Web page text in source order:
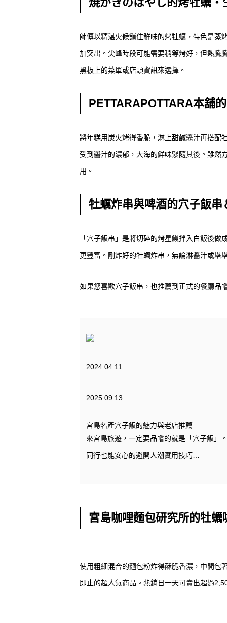
師傅以精湛火候鎖住鮮味的烤牡蠣，特色是蒸
加突出。尖峰時段可能需要稍等烤好，但熱騰
黑板上的菜單或店頭資訊來選擇。
PETTARAPOTTARA本舖
將年糕用炭火烤得香脆，淋上甜鹹醬汁再搭配
受到醬汁的濃郁，大海的鮮味緊隨其後。雖然
用。
牡蠣炸串與啤酒的穴子飯串
「穴子飯串」是將切碎的烤星鰻拌入白飯後
更豐富。剛炸好的牡蠣炸串，無論淋醬汁或塔
如果您喜歡穴子飯串，也推薦到正式的餐廳品
2024.04.11
2025.09.13
宮島名產穴子飯的魅力與老店推薦
來宮島旅遊，一定要品嚐的就是「穴子飯」
同行也能安心的避開人潮實用技巧…
宮島咖哩麵包研究所的牡蠣
使用粗細混合的麵包粉炸得酥脆香濃，中間包
即止的超人氣商品。熱銷日一天可賣出超過